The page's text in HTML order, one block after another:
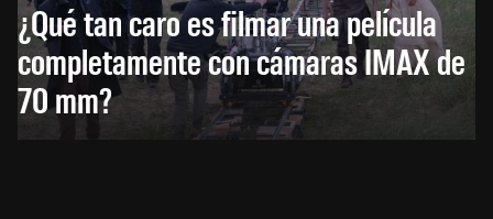
¿Qué tan caro es filmar una película
completamente con cámaras IMAX de
70 mm?